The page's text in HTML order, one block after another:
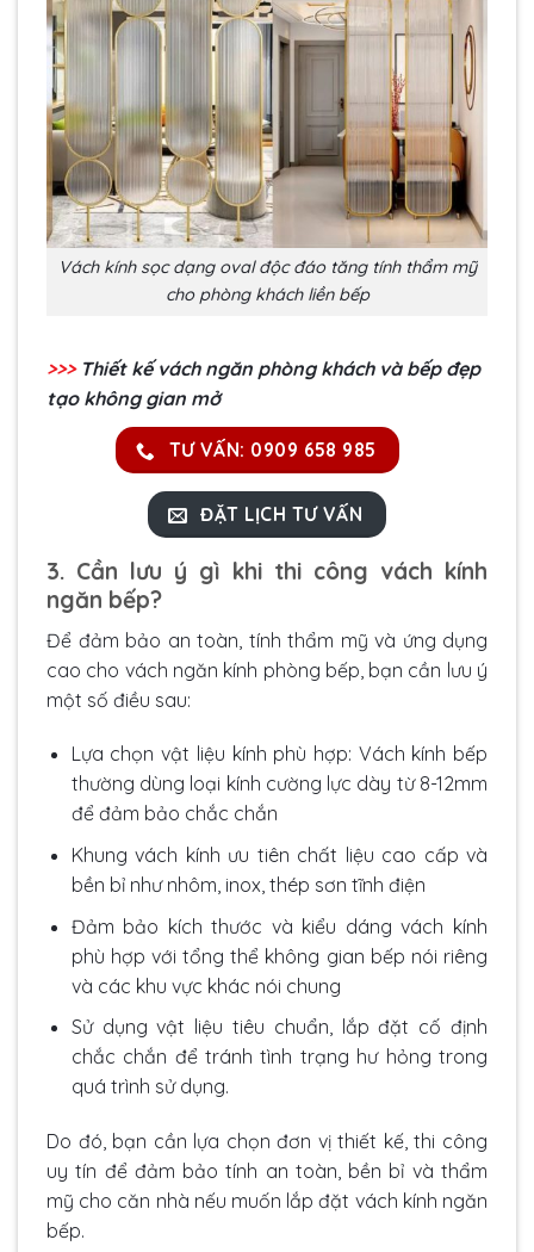
Vách kính sọc dạng oval độc đáo tăng tính thẩm mỹ
cho phòng khách liền bếp
>>> Thiết kế vách ngăn phòng khách và bếp đẹp
tạo không gian mở
TƯ VẤN: 0909 658 985
ĐẶT LỊCH TƯ VẤN
3. Cần lưu ý gì khi thi công vách kính
ngăn bếp?
Để đảm bảo an toàn, tính thẩm mỹ và ứng dụng
cao cho vách ngăn kính phòng bếp, bạn cần lưu ý
một số điều sau:
Lựa chọn vật liệu kính phù hợp: Vách kính bếp
thường dùng loại kính cường lực dày từ 8-12mm
để đảm bảo chắc chắn
Khung vách kính ưu tiên chất liệu cao cấp và
bền bỉ như nhôm, inox, thép sơn tĩnh điện
Đảm bảo kích thước và kiểu dáng vách kính
phù hợp với tổng thể không gian bếp nói riêng
và các khu vực khác nói chung
Sử dụng vật liệu tiêu chuẩn, lắp đặt cố định
chắc chắn để tránh tình trạng hư hỏng trong
quá trình sử dụng.
Do đó, bạn cần lựa chọn đơn vị thiết kế, thi công
uy tín để đảm bảo tính an toàn, bền bỉ và thẩm
mỹ cho căn nhà nếu muốn lắp đặt vách kính ngăn
bếp.